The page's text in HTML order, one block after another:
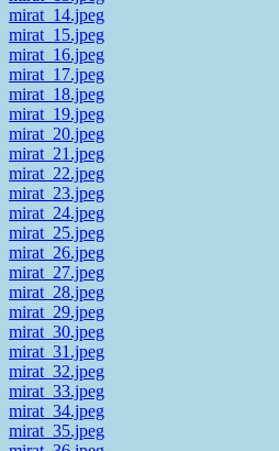
mirat_14.jpeg
mirat_15.jpeg
mirat_16.jpeg
mirat_17.jpeg
mirat_18.jpeg
mirat_19.jpeg
mirat_20.jpeg
mirat_21.jpeg
mirat_22.jpeg
mirat_23.jpeg
mirat_24.jpeg
mirat_25.jpeg
mirat_26.jpeg
mirat_27.jpeg
mirat_28.jpeg
mirat_29.jpeg
mirat_30.jpeg
mirat_31.jpeg
mirat_32.jpeg
mirat_33.jpeg
mirat_34.jpeg
mirat_35.jpeg